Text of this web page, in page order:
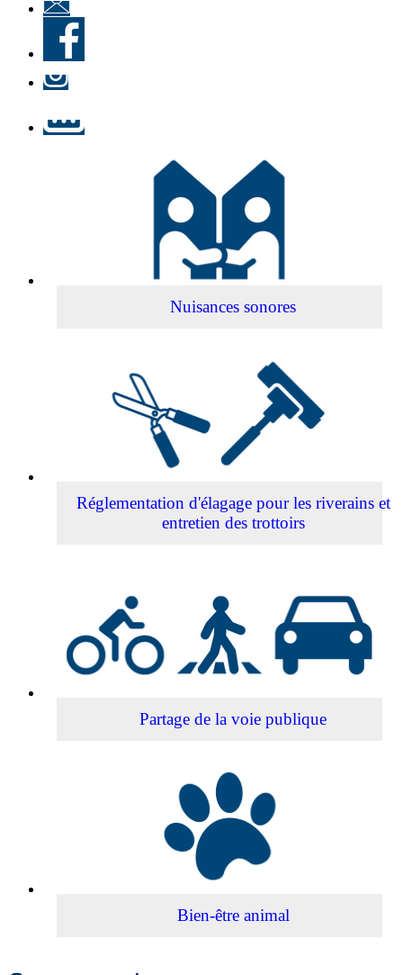
d'information
« Culture à
Ville-
d'Avray
»
Facebook
Nuisances sonores
Réglementation d'élagage pour les riverains et
entretien des trottoirs
publique
Partage de la voie publique
Bien-être animal